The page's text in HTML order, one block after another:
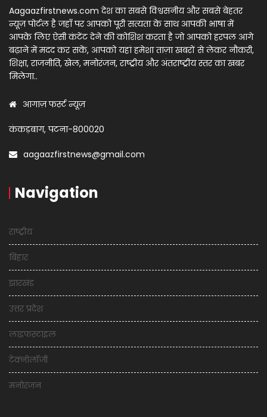
Aagaazfirstnews.com देश का सबसे विश्वसनीय और सबसे बेहतर
न्यूज़ पोर्टल है जहाँ पर आपको पूरी सत्यता के साथ आपकी भाषा में
आपके लिए ऐसी कंटेंट देने की कोशिश करता है जो आपको हरपल आगे
बढ़ाने में मदद कर सकें, आपको यहां हमेशा ताज़ा खबरों से लेकर नौकरी,
शिक्षा, राजनीति, खेल, मनोरंजन, राष्ट्रीय और अंतराष्ट्रीय स्तर का खबर
मिलेगा..
आगाज़ फर्स्ट न्यूज़
कंकड़बाग, पटना-800020
aagaazfirstnews@gmail.com
Navigation
राष्ट्रीय
बिहार
झारखंड
उत्तर प्रदेश
लाइफस्टाइल
टेक्नोलॉजी
मनोरंजन